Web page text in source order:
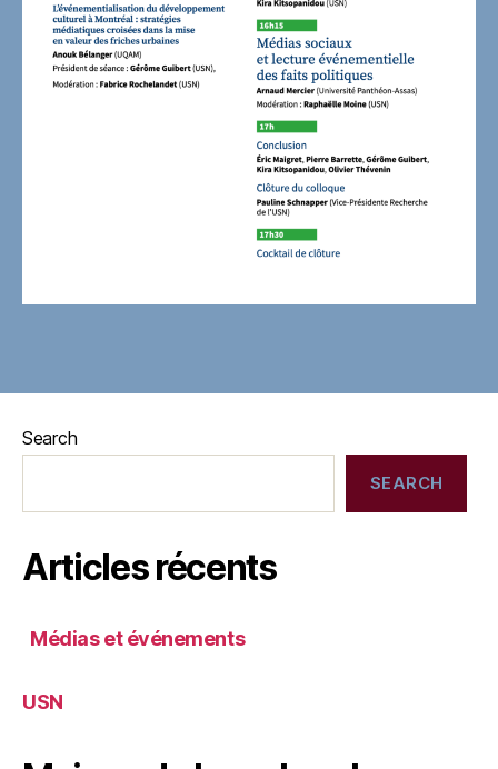
Search
SEARCH
Articles récents
Médias et événements
USN